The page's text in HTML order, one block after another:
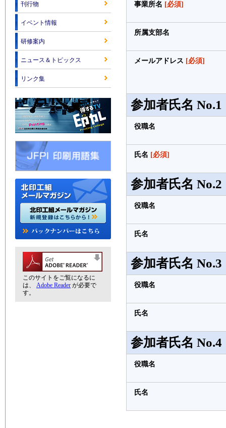
事業所名 [必須]
所属支部名
メールアドレス [必須]
参加者氏名 No.1
役職名
氏名 [必須]
参加者氏名 No.2
役職名
氏名
参加者氏名 No.3
役職名
氏名
参加者氏名 No.4
役職名
氏名
刊行物
イベント情報
研修案内
ニュース＆トピックス
リンク集
このサイトをご覧になるに
は、 Adobe Reader が必要で
す。